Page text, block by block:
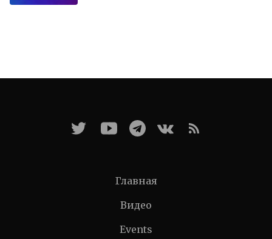
Главная
Видео
Events